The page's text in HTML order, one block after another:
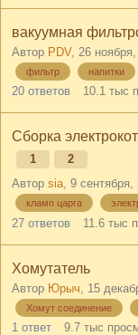
вакуумная
Автор PDV, 26
фильтр напитки
20 ответов 10.1 тыс
Сборка
1
2
Автор sia, 9 сентября,
кламп царга
27 ответов 11.6 тыс
Хомутатель
Автор Юрыч 15
Хомут соединение
1 ответ 9.7 тыс